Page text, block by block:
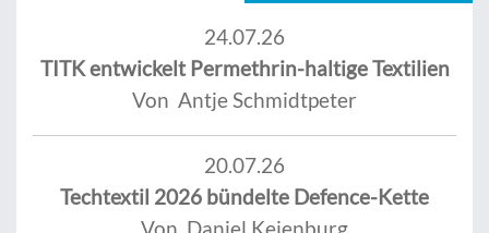
24.07.26
TITK entwickelt Permethrin-haltige Textilien
Von Antje Schmidtpeter
20.07.26
Techtextil 2026 bündelte Defence-Kette